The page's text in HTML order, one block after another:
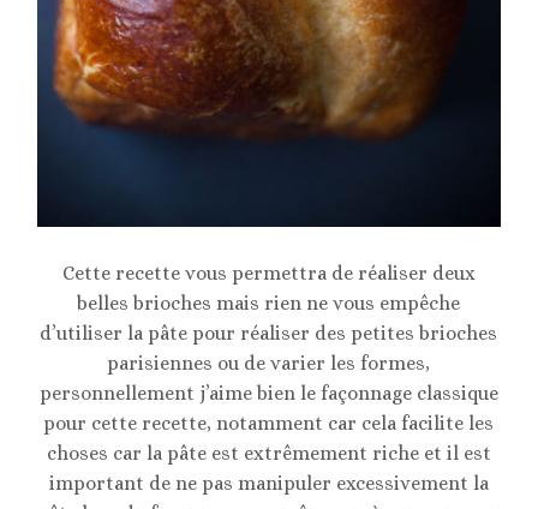
Cette recette vous permettra de réaliser deux
belles brioches mais rien ne vous empêche
d’utiliser la pâte pour réaliser des petites brioches
parisiennes ou de varier les formes,
personnellement j’aime bien le façonnage classique
pour cette recette, notamment car cela facilite les
choses car la pâte est extrêmement riche et il est
important de ne pas manipuler excessivement la